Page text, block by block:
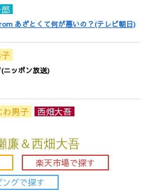
あざとくて何が悪いの？(テレビ朝日)
ニッポン放送)
わ男子 西畑大吾
＆西畑大吾
楽天市場で探す
グで探す